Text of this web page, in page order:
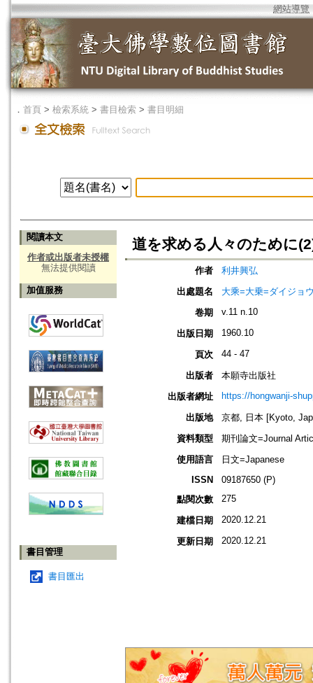
網站導覽
． 首頁 > 檢索系統 > 書目檢索 > 書目明細
閱讀本文
作者或出版者未授權
無法提供閱讀
加值服務
書目管理
書目匯出
道を求める人々のために
作者
利井興弘
出處題名
大乘=大乗=ダイジョ
卷期
v.11 n.10
出版日期 1960.10
頁次 44 - 47
出版者
本願寺出版社
出版者網址
https://hongwanji-
出版地
京都, 日本 [Kyoto,
資料類型
期刊論文=Journal
使用語言
日文=Japanese
ISSN
09187650 (P)
點閱次數
275
建檔日期 2020.12.21
更新日期 2020.12.21